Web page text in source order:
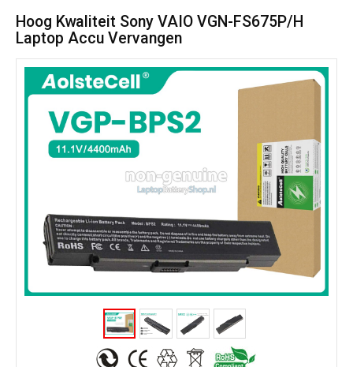
Hoog Kwaliteit Sony VAIO VGN-FS675P/H
Laptop Accu Vervangen